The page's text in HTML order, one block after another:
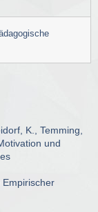
K., Temming,
und